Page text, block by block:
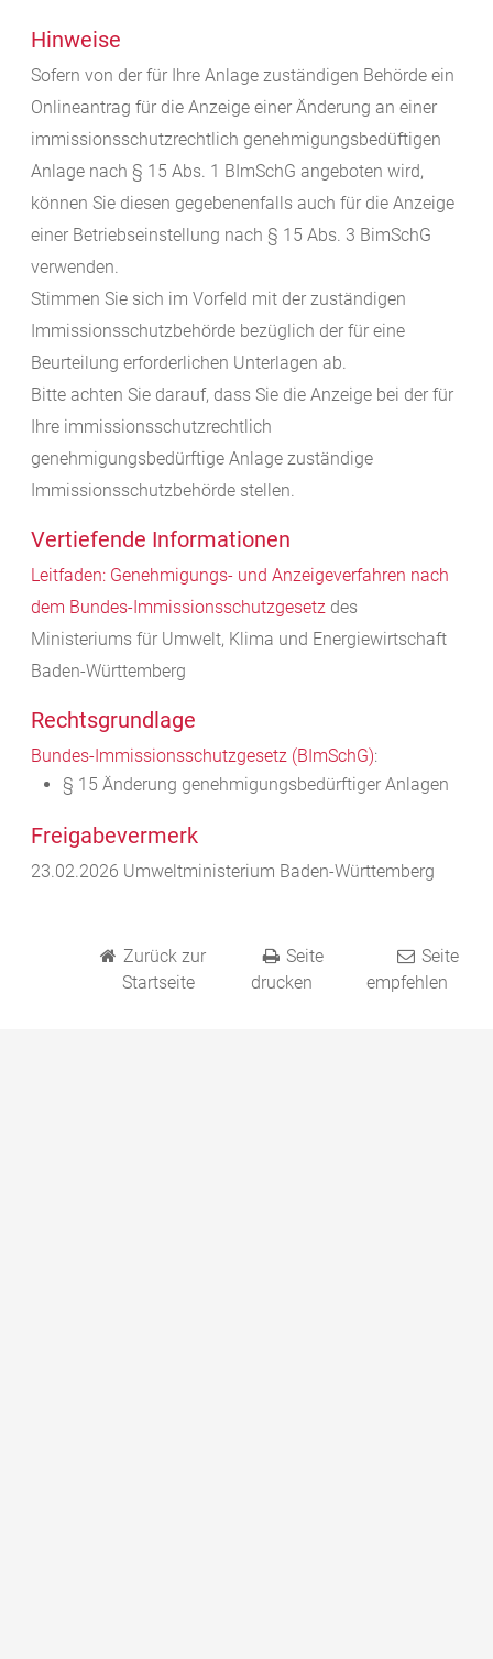
Hinweise
Sofern von der für Ihre Anlage zuständigen Behörde ein
Onlineantrag für die Anzeige einer Änderung an einer
immissionsschutzrechtlich genehmigungsbedüftigen
Anlage nach § 15 Abs. 1 BImSchG angeboten wird,
können Sie diesen gegebenenfalls auch für die Anzeige
einer Betriebseinstellung nach § 15 Abs. 3 BimSchG
verwenden.
Stimmen Sie sich im Vorfeld mit der zuständigen
Immissionsschutzbehörde bezüglich der für eine
Beurteilung erforderlichen Unterlagen ab.
Bitte achten Sie darauf, dass Sie die Anzeige bei der für
Ihre immissionsschutzrechtlich
genehmigungsbedürftige Anlage zuständige
Immissionsschutzbehörde stellen.
Vertiefende Informationen
Leitfaden: Genehmigungs- und Anzeigeverfahren nach
dem Bundes-Immissionsschutzgesetz des
Ministeriums für Umwelt, Klima und Energiewirtschaft
Baden-Württemberg
Rechtsgrundlage
Bundes-Immissionsschutzgesetz (BImSchG):
§ 15 Änderung genehmigungsbedürftiger Anlagen
Freigabevermerk
23.02.2026 Umweltministerium Baden-Württemberg
Zurück zur
Startseite
Seite
drucken
Seite
empfehlen